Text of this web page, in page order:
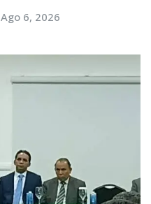
Ago 6, 2026